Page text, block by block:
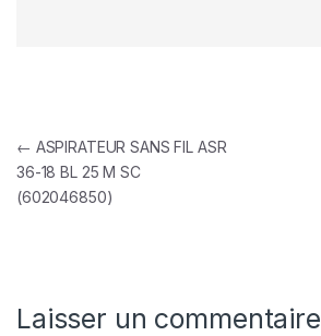
Navigation de l’article
← ASPIRATEUR SANS FIL ASR
36-18 BL 25 M SC
(602046850)
Laisser un commentaire